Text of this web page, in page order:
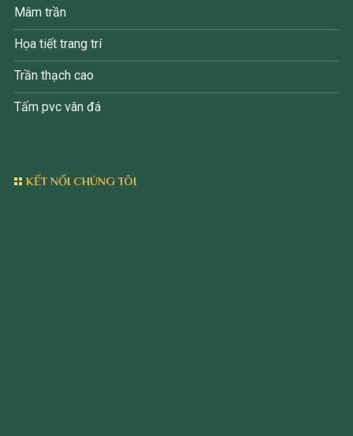
Mâm trần
Họa tiết trang trí
Trần thạch cao
Tấm pvc vân đá
KẾT NỐI CHÚNG TÔI